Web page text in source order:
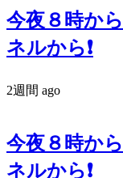
今夜８時か
ネルから❗️
2週間 ago
今夜８時か
ネルから❗️